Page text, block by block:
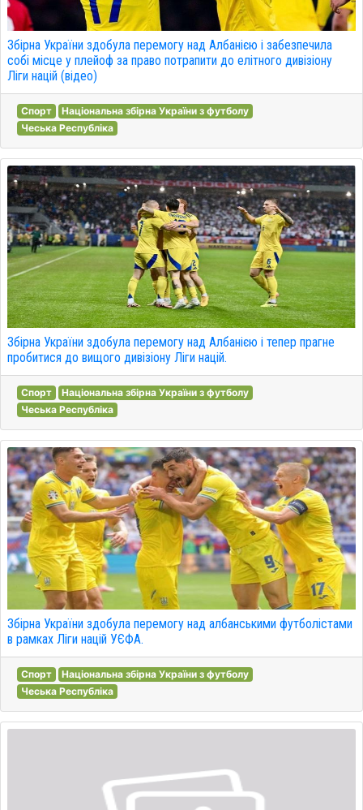
Збірна України здобула перемогу над Албанією і забезпечила
собі місце у плейоф за право потрапити до елітного дивізіону
Ліги націй (відео)
Спорт
Національна збірна України з футболу
Чеська Республіка
Збірна України здобула перемогу над Албанією і тепер прагне
пробитися до вищого дивізіону Ліги націй.
Спорт
Національна збірна України з футболу
Чеська Республіка
Збірна України здобула перемогу над албанськими футболістами
в рамках Ліги націй УЄФА.
Спорт
Національна збірна України з футболу
Чеська Республіка